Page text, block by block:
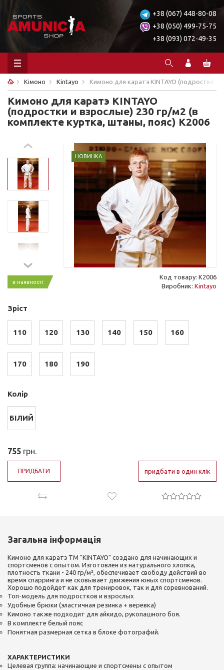
+38 (067) 448-80-08
+38 (050) 499-75-75
+38 (093) 072-49-35
Кімоно Kintayo Кимоно для каратэ KINTAYO (подростки и
Кимоно для каратэ KINTAYO
(подростки и взрослые) 230 гр/м2 (в
комплекте куртка, штаны, пояс) K2006
НОВИНКА
в наявності
Код товару: K2006
Виробник: Kintayo
Зріст
110 120 130 140 150 160
170 180 190
Колір
БІЛИЙ
755 грн.
ПРИДБАТИ придбати в один клік
Загальна інформація
Кимоно для каратэ ТМ "KINTAYO" создано для начинающих и
спортсменов с опытом. Изготовлен из натурального хлопка,
плотность ткани - 240 гр/м², обеспечивает свободу действий во
время спарринга и не сковывает движения юных спортсменов.
Хорошо подойдет как для тренировок, так и для соревнований.
Топ-модель для подростков и взрослых
Удобные брюки (эластичная резинка + веревка)
Кимоно также подходит для айкидо, рукопашного боя.
В комплекте белый пояс
Понятная размерная сетка в блоке фотографий.
ХАРАКТЕРИСТИКИ
Целевая группа: начинающие и спортсмены с опытом